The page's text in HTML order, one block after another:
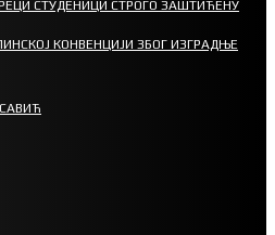
СТУДЕНИЦИ СТРОГО ЗАШТИЋЕНУ
КОНВЕНЦИЈИ ЗБОГ ИЗГРАДЊЕ